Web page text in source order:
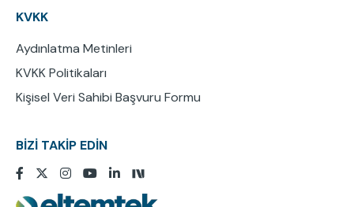
KVKK
Aydınlatma Metinleri
KVKK Politikaları
Kişisel Veri Sahibi Başvuru Formu
BİZİ TAKİP EDİN
Resim